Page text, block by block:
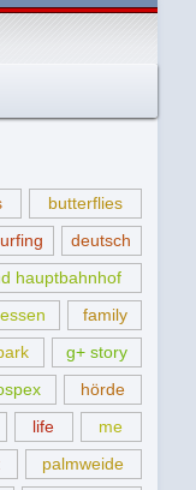
butterflies
deutsch
hauptbahnhof
essen
family
g+ story
hörde
life
me
palmweide